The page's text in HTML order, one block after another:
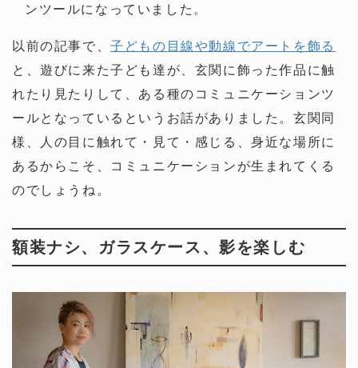
ンツールになっていました。
以前の記事で、子どもの目線や動線でアートを飾る
と、遊びに来た子ども達が、玄関に飾った作品に触
れたり見たりして、ある種のコミュニケーションツ
ールとなっているというお話がありました。玄関同
様、人の目に触れて・見て・感じる、身近な場所に
あるからこそ、コミュニケーションが生まれてくる
のでしょうね。
額装ナシ、ガラスケース、影を楽しむ